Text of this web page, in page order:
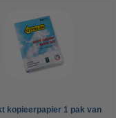
kopieerpapier 1 pak van